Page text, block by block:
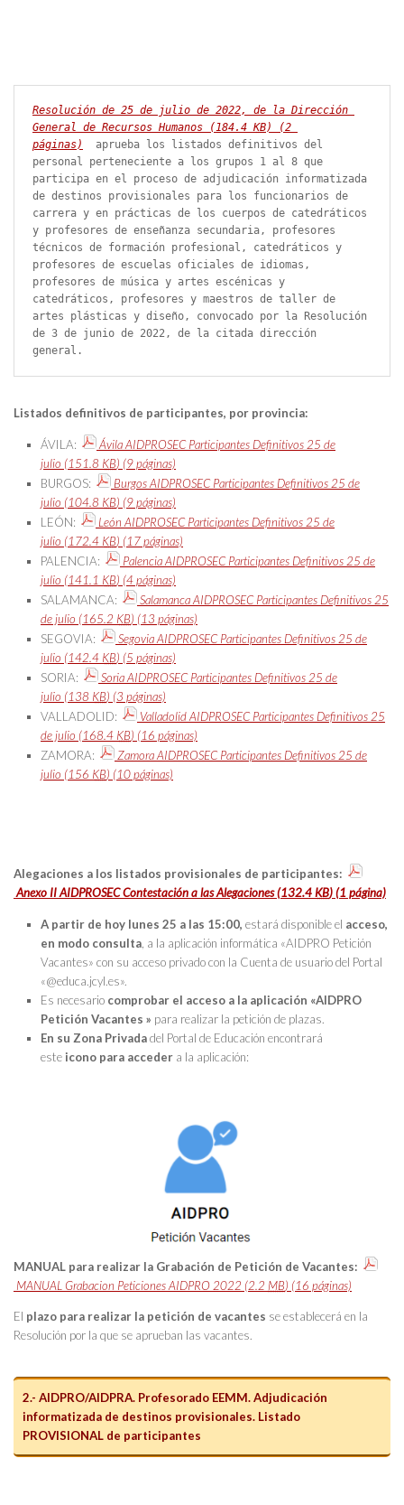
Resolución de 25 de julio de 2022, de la Dirección
General de Recursos Humanos (184.4 KB)
(2
páginas)
aprueba los listados definitivos del
personal perteneciente a los grupos 1 al 8 que
participa en el proceso de adjudicación informatizada
de destinos provisionales para los funcionarios de
carrera y en prácticas de los cuerpos de catedráticos
y profesores de enseñanza secundaria, profesores
técnicos de formación profesional, catedráticos y
profesores de escuelas oficiales de idiomas,
profesores de música y artes escénicas y
catedráticos, profesores y maestros de taller de
artes plásticas y diseño, convocado por la Resolución
de 3 de junio de 2022, de la citada dirección
general.
Listados definitivos de participantes, por provincia:
ÁVILA:
Ávila AIDPROSEC Participantes Definitivos 25 de
julio (151.8 KB) (9 páginas)
BURGOS:
Burgos AIDPROSEC Participantes Definitivos 25 de
julio (104.8 KB) (9 páginas)
LEÓN:
León AIDPROSEC Participantes Definitivos 25 de
julio (172.4 KB) (17 páginas)
PALENCIA:
Palencia AIDPROSEC Participantes Definitivos 25 de
julio (141.1 KB) (4 páginas)
SALAMANCA:
Salamanca AIDPROSEC Participantes Definitivos 25
de julio (165.2 KB) (13 páginas)
SEGOVIA:
Segovia AIDPROSEC Participantes Definitivos 25 de
julio (142.4 KB) (5 páginas)
SORIA:
Soria AIDPROSEC Participantes Definitivos 25 de
julio (138 KB) (3 páginas)
VALLADOLID:
Valladolid AIDPROSEC Participantes Definitivos 25
de julio (168.4 KB) (16 páginas)
ZAMORA:
Zamora AIDPROSEC Participantes Definitivos 25 de
julio (156 KB) (10 páginas)
Alegaciones a los listados provisionales de participantes:
Anexo II AIDPROSEC Contestación a las Alegaciones(132.4KB)(1 página)
A partir de hoy lunes 25 a las 15:00, estará disponible el acceso,
en modo consulta , a la aplicación informática «AIDPRO Petición
Vacantes» con su acceso privado con la Cuenta de usuario del Portal
«@educa.jcyl.es».
Es necesario comprobar el acceso a la aplicación «AIDPRO
Petición Vacantes » para realizar la petición de plazas.
En su Zona Privadadel Portal de Educación encontrará
este icono para acceder a la aplicación:
MANUAL para realizar la Grabación de Petición de Vacantes:
MANUAL Grabacion Peticiones AIDPRO 2022 (2.2 MB) (16 páginas)
El plazo para realizar la petición de vacantes se establecerá en la
Resolución por la que se aprueban las vacantes.
2.- AIDPRO/AIDPRA. Profesorado EEMM. Adjudicación
informatizada de destinos provisionales. Listado
PROVISIONAL de participantes